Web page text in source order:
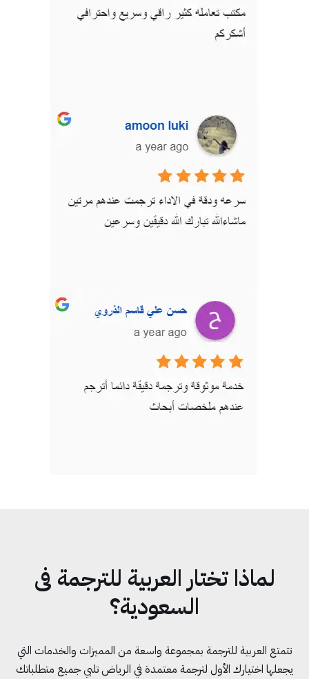
لماذا تختار العربية للترجمة فى
السعودية؟
تتمتع العربية للترجمة بمجموعة واسعة من المميزات والخدمات التي
يجعلها اختيارك الأول لترجمة معتمدة في الرياض تلبي جميع متطلباتك